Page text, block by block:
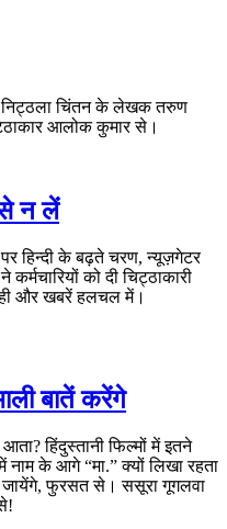
निट्ठला चिंतन के लेखक तरुण
आलोक कुमार से।
से न लें
हिन्दी के बढ़ते चरण, न्यूज़गेटर
को दी चिट्ठाकारी
ही और खबरें हलचल में।
बातें करेंगे
हिंदुस्तानी फिल्मों में इतने
नाम के आगे “मा.” क्यों लिखा रहता
जायेंगे, फुरसत से। ससूरा गूगलवा